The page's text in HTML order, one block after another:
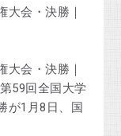
会・決勝｜
会・決勝｜
59回全国大学
が1月8日、国